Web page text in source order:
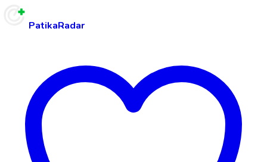
PatikaRadar